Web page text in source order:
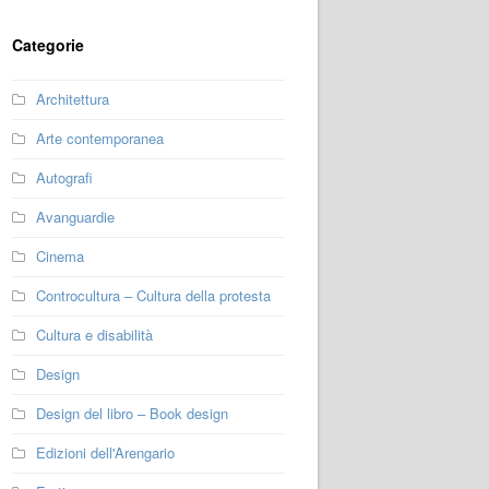
Categorie
Architettura
Arte contemporanea
Autografi
Avanguardie
Cinema
Controcultura – Cultura della protesta
Cultura e disabilità
Design
Design del libro – Book design
Edizioni dell'Arengario